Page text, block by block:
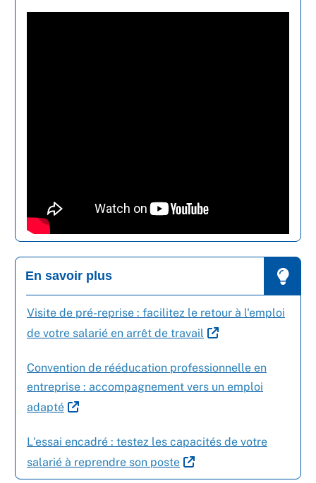
En savoir plus
Visite de pré-reprise : facilitez le retour à l'emploi
de votre salarié en arrêt de travail
Convention de rééducation professionnelle en
entreprise : accompagnement vers un emploi
adapté
L'essai encadré : testez les capacités de votre
salarié à reprendre son poste